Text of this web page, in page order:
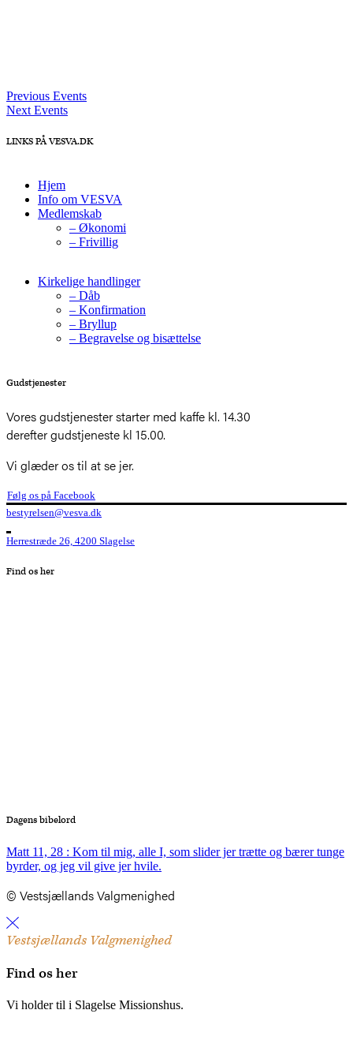
Previous Events
Next Events
LINKS PÅ VESVA.DK
Hjem
Info om VESVA
Medlemskab
– Økonomi
– Frivillig
Kirkelige handlinger
– Dåb
– Konfirmation
– Bryllup
– Begravelse og bisættelse
Gudstjenester
Vores gudstjenester starter med kaffe kl. 14.30
derefter gudstjeneste kl 15.00.
Vi glæder os til at se jer.
Følg os på Facebook
bestyrelsen@vesva.dk
Herrestræde 26, 4200 Slagelse
Find os her
Dagens bibelord
Matt 11, 28 : Kom til mig, alle I, som slider jer trætte og bærer tunge
byrder, og jeg vil give jer hvile.
© Vestsjællands Valgmenighed
Vestsjællands Valgmenighed
Find os her
Vi holder til i Slagelse Missionshus.